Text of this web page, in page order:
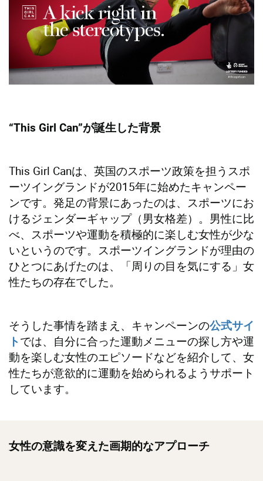
“This Girl Can”が誕生した背景
This Girl Canは、英国のスポーツ政策を担うスポ
ーツイングランドが2015年に始めたキャンペー
ンです。発足の背景にあったのは、スポーツにお
けるジェンダーギャップ（男女格差）。男性に比
べ、スポーツや運動を積極的に楽しむ女性が少な
いというのです。スポーツイングランドが理由の
ひとつにあげたのは、「周りの目を気にする」女
性たちの存在でした。
そうした事情を踏まえ、キャンペーンの公式サイ
トでは、自分に合った運動メニューの探し方や運
動を楽しむ女性のエピソードなどを紹介して、女
性たちが意欲的に運動を始められるようサポート
しています。
女性の意識を変えた画期的なアプローチ